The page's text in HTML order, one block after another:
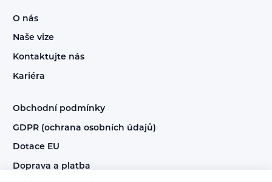
O nás
Naše vize
Kontaktujte nás
Kariéra
Obchodní podmínky
GDPR (ochrana osobních údajů)
Dotace EU
Doprava a platba